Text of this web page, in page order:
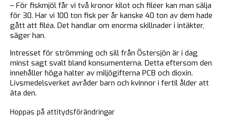
– För fiskmjöl får vi två kronor kilot och filéer kan man sälja
för 30. Har vi 100 ton fisk per år kanske 40 ton av dem hade
gått att filéa. Det handlar om enorma skillnader i intäkter,
säger han.
Intresset för strömming och sill från Östersjön är i dag
minst sagt svalt bland konsumenterna. Detta eftersom den
innehåller höga halter av miljögifterna PCB och dioxin.
Livsmedelsverket avråder barn och kvinnor i fertil ålder att
äta den.
Hoppas på attitydsförändringar